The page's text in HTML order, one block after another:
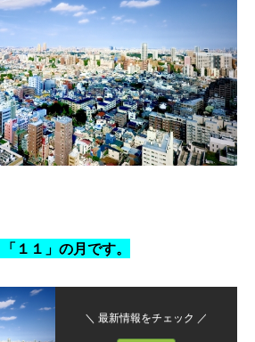
１１」の月です。
＼ 最新情報をチェック ／